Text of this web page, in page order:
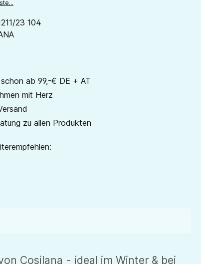
23 104
ab 99,-€ DE + AT
mit Herz
zu allen Produkten
Cosilana - ideal im Winter & bei